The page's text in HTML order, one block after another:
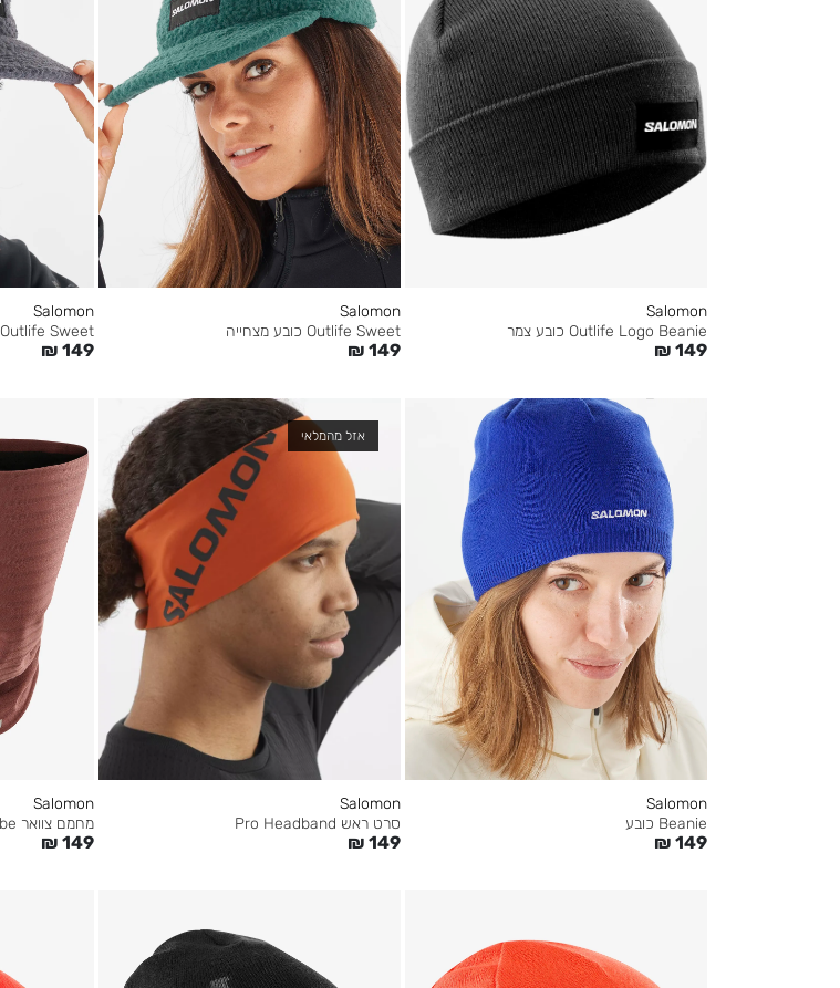
Salomon
Outlife Logo Beanie כובע צמר
₪ 149
Salomon
Outlife Sweet כובע מצחייה
₪ 149
Salomon
Outlife Sweet כובע מצחייה
₪ 149
Salomon
Beanie כובע
₪ 149
אזל מהמלאי
Salomon
סרט ראש Pro Headband
₪ 149
Salomon
מחמם צוואר Rs Warm Tube
₪ 149